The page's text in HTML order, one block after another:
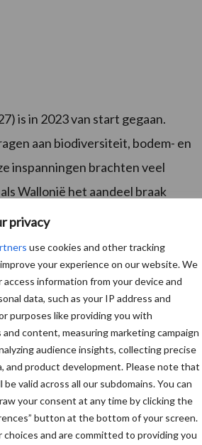
privacy
use cookies and other tracking
your experience on our website. We
access information from your device and
data, such as your IP address and
purposes like providing you with
and content, measuring marketing campaign
audience insights, collecting precise
and product development. Please note that
valid across all our subdomains. You can
your consent at any time by clicking the
button at the bottom of your screen.
and are committed to providing you
is in 2023 van start gegaan.
aan biodiversiteit, bodem- en
inspanningen brachten veel
Wallonië het aandeel braak